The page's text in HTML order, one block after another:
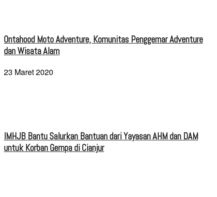
Ontahood Moto Adventure, Komunitas Penggemar Adventure
dan Wisata Alam
23 Maret 2020
IMHJB Bantu Salurkan Bantuan dari Yayasan AHM dan DAM
untuk Korban Gempa di Cianjur